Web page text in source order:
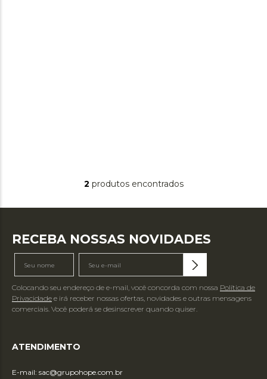
2 produtos
RECEBA NOSSAS NOVIDADES
Colocando seu endereço de e-mail, você concorda com nossa Política de
Privacidade e irá receber nossas ofertas, novidades e outras mensagens
comerciais. Você poderá se desinscrever quando quiser.
ATENDIMENTO
E-mail: sac@grupohope.com.br